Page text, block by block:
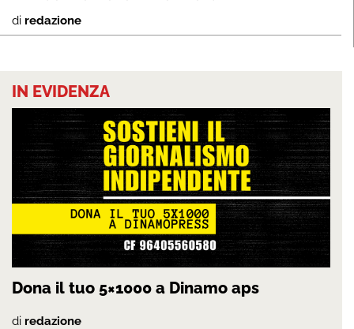
di redazione
IN EVIDENZA
Dona il tuo 5×1000 a Dinamo aps
di redazione